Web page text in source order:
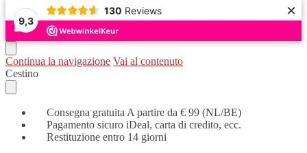
9,3
130 Reviews ×
Continua la navigazione Vai al contenuto
Cestino
Consegna gratuita A partire da € 99 (NL/BE)
Pagamento sicuro iDeal, carta di credito, ecc.
Restituzione entro 14 giorni